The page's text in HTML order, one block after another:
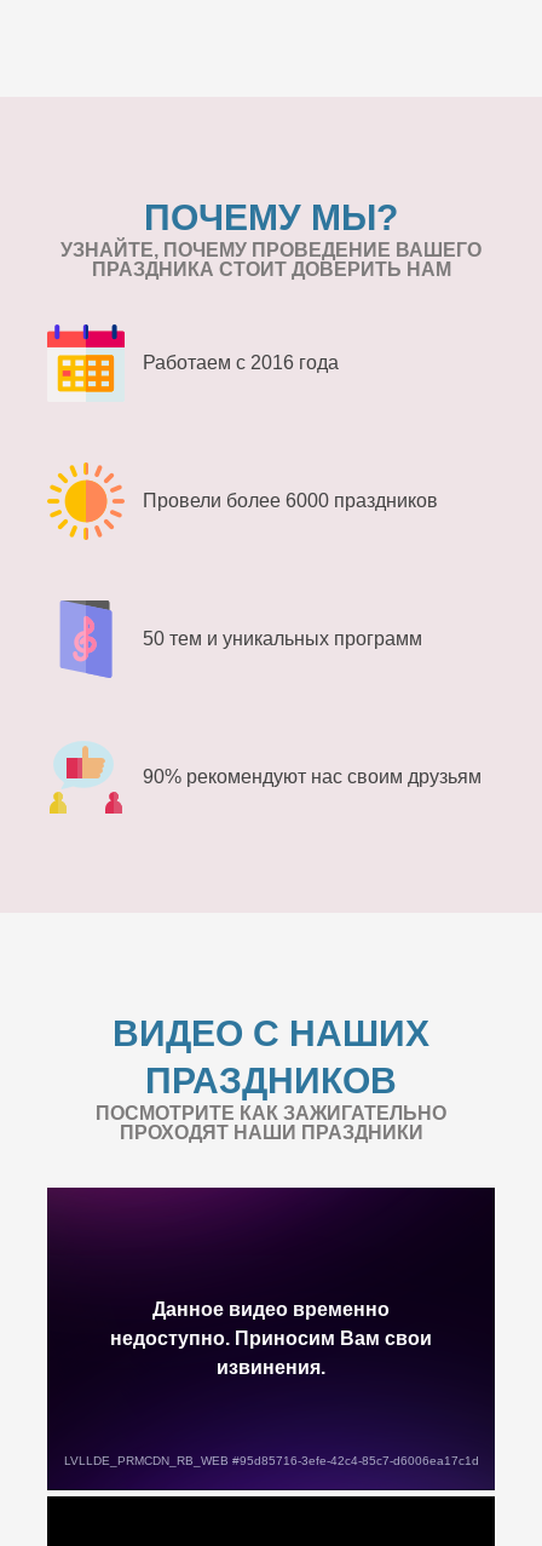
ПОЧЕМУ МЫ?
УЗНАЙТЕ, ПОЧЕМУ ПРОВЕДЕНИЕ ВАШЕГО
ПРАЗДНИКА СТОИТ ДОВЕРИТЬ НАМ
Работаем с 2016 года
Провели более 6000 праздников
50 тем и уникальных программ
90% рекомендуют нас своим друзьям
ВИДЕО С НАШИХ
ПРАЗДНИКОВ
ПОСМОТРИТЕ КАК ЗАЖИГАТЕЛЬНО
ПРОХОДЯТ НАШИ ПРАЗДНИКИ